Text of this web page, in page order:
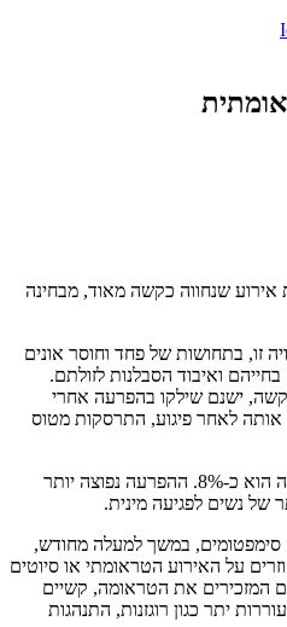
שנחווה כקשה מאוד, מבחינה
זו, בתחושות של פחד וחוסר אונים
ואיבוד הסבלנות לזולתם.
ישנם שילקו בהפרעה אחרי
לאחר פיגוע, התרסקות מטוס
שכיחות הפרעה זו בכלל האוכלוסייה הוא כ-8%. ההפרעה נפוצה יותר
של נשים לפגיעה מינית.
סימפטומים, במשך למעלה מחודש,
על האירוע הטראומתי או סיוטים
המזכירים את הטראומה, קשיים
יתר כגון רוגזנות, התנהגות